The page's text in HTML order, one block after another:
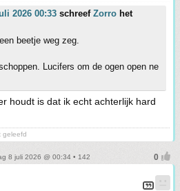
2026 00:33 schreef Zorro het
beetje weg zeg.
Lucifers om de ogen open ne
houdt is dat ik echt achterlijk hard
geleefd
8 juli 2026 @ 00:34 • 142